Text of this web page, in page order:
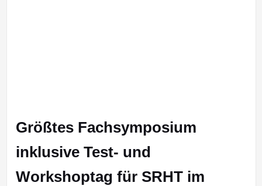
Größtes Fachsymposium
inklusive Test- und
Workshoptag für SRHT im